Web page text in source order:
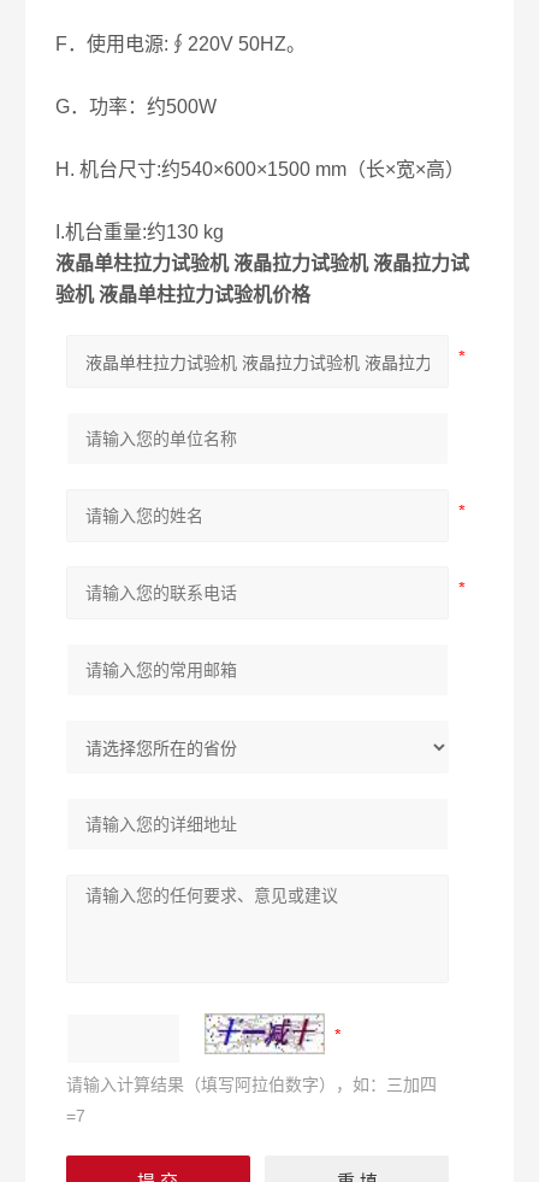
F．使用电源:∮220V 50HZ。
G．功率：约500W
H. 机台尺寸:约540×600×1500 mm（长×宽×高）
I.机台重量:约130 kg
液晶单柱拉力试验机 液晶拉力试验机 液晶拉力试
验机 液晶单柱拉力试验机价格
请输入计算结果（填写阿拉伯数字），如：三加四
=7